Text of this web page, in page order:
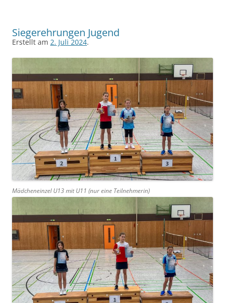
Siegerehrungen Jugend
Erstellt am 2. Juli 2024.
Mädcheneinzel U13 mit U11 (nur eine Teilnehmerin)